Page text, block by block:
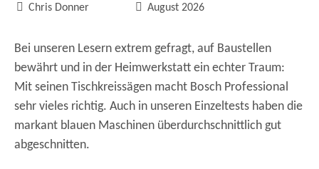
 Chris Donner  August 2026
Bei unseren Lesern extrem gefragt, auf Baustellen
bewährt und in der Heimwerkstatt ein echter Traum:
Mit seinen Tischkreissägen macht Bosch Professional
sehr vieles richtig. Auch in unseren Einzeltests haben die
markant blauen Maschinen überdurchschnittlich gut
abgeschnitten.